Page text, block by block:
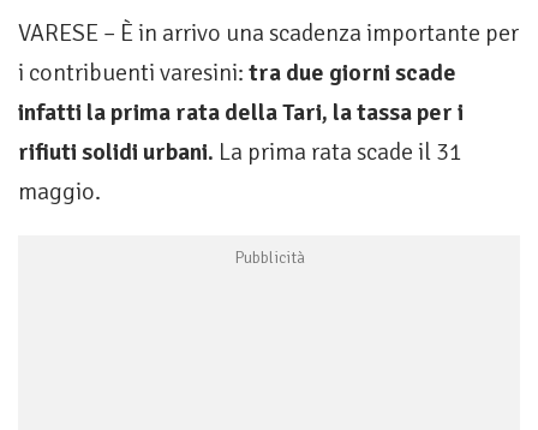
VARESE – È in arrivo una scadenza importante per
i contribuenti varesini: tra due giorni scade
infatti la prima rata della Tari, la tassa per i
rifiuti solidi urbani. La prima rata scade il 31
maggio.